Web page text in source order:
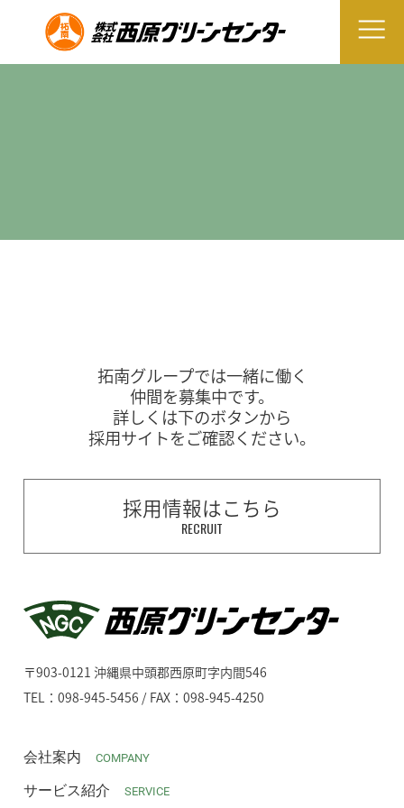
拓南グループでは一緒に働く
仲間を募集中です。
詳しくは下のボタンから
採用サイトをご確認ください。
採用情報はこちら
RECRUIT
〒903-0121 沖縄県中頭郡西原町字内間546
TEL：098-945-5456 / FAX：098-945-4250
会社案内 COMPANY
サービス紹介 SERVICE